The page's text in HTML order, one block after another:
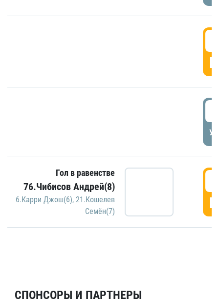
Гол в равенстве
76.Чибисов Андрей(8)
6.Карри Джош(6), 21.Кошелев
Семён(7)
СПОНСОРЫ И ПАРТНЕРЫ